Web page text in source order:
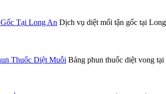
Tại Long An Dịch vụ diệt mối tận gốc tại
Thuốc Diệt Muỗi Bảng phun thuốc diệt vong